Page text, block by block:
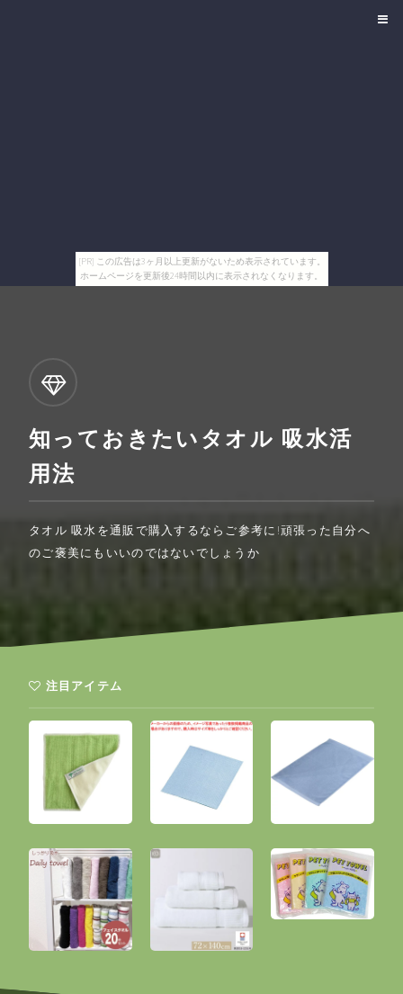
[PR] この広告は3ヶ月以上更新がないため表示されています。
ホームページを更新後24時間以内に表示されなくなります。
知っておきたいタオル 吸水活
用法
タオル 吸水を通販で購入するならご参考に!頑張った自分へ
のご褒美にもいいのではないでしょうか
注目アイテム